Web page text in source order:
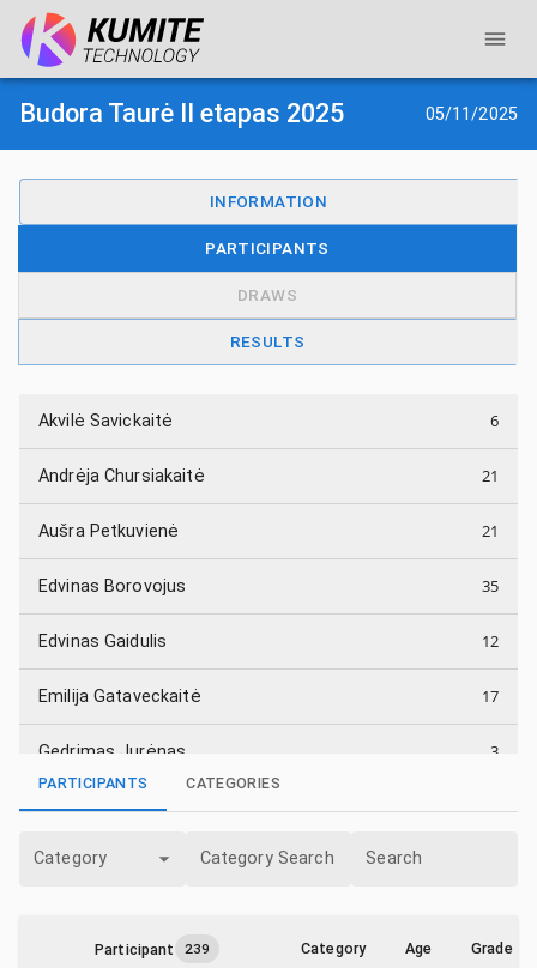
Budora Taurė II etapas 2025 05/11/2025
INFORMATION
PARTICIPANTS
DRAWS
RESULTS
Akvilė Savickaitė 6
Andrėja Chursiakaitė 21
Aušra Petkuvienė 21
Edvinas Borovojus 35
Edvinas Gaidulis 12
Emilija Gataveckaitė 17
Gedrimas Jurėnas 3
Gytis Ramonas 27
Julius Urbonas
PARTICIPANTS CATEGORIES
Category Category Search Search
Participant 239 Category Age Grade